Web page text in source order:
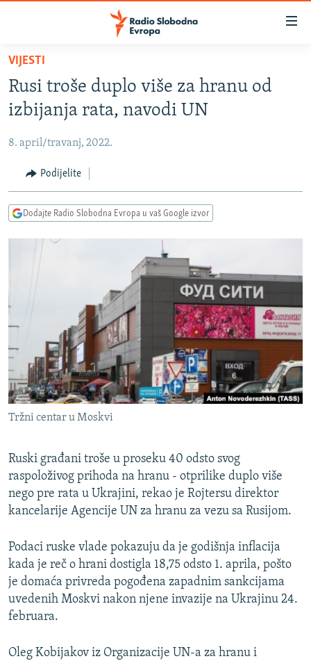
Pređite
glavni
sadržaj
na
navigaciju
Pređite
na
BOSNA I HERCEGOVINA
SRBIJA
KOSOVO
CRNA GORA
VIDEO
PODCASTI
RAT U UKRAJINI
RSE PRIČE IZ SVIJETA
ISPRIČAJ MI
DNEVNO@RSE
SPECIJALI RSE
VIŠE OD NASLOVA
POPLAVE I KLIZIŠTA U BIH 2024.
TV LIBERTY
POST SCRIPTUM
TRI DECENIJE OD RATA U BIH
SVE KARTE DEJTONA
NASTANAK I RASPAD JUGOSLAVIJE
PRATITE NAS
Sve RFE/RL stranice
VIJESTI
Rusi troše duplo više za hranu od
izbijanja rata, navodi UN
8. april/travanj, 2022.
Podijelite
Dodajte Radio Slobodna Evropa u vaš Google izvor
Tržni centar u Moskvi
Ruski građani troše u proseku 40 odsto svog
raspoloživog prihoda na hranu - otprilike duplo više
nego pre rata u Ukrajini, rekao je Rojtersu direktor
kancelarije Agencije UN za hranu za vezu sa Rusijom.
Podaci ruske vlade pokazuju da je godišnja inflacija
kada je reč o hrani dostigla 18,75 odsto 1. aprila, pošto
je domaća privreda pogođena zapadnim sankcijama
uvedenih Moskvi nakon njene invazije na Ukrajinu 24.
februara.
Oleg Kobijakov iz Organizacije UN-a za hranu i